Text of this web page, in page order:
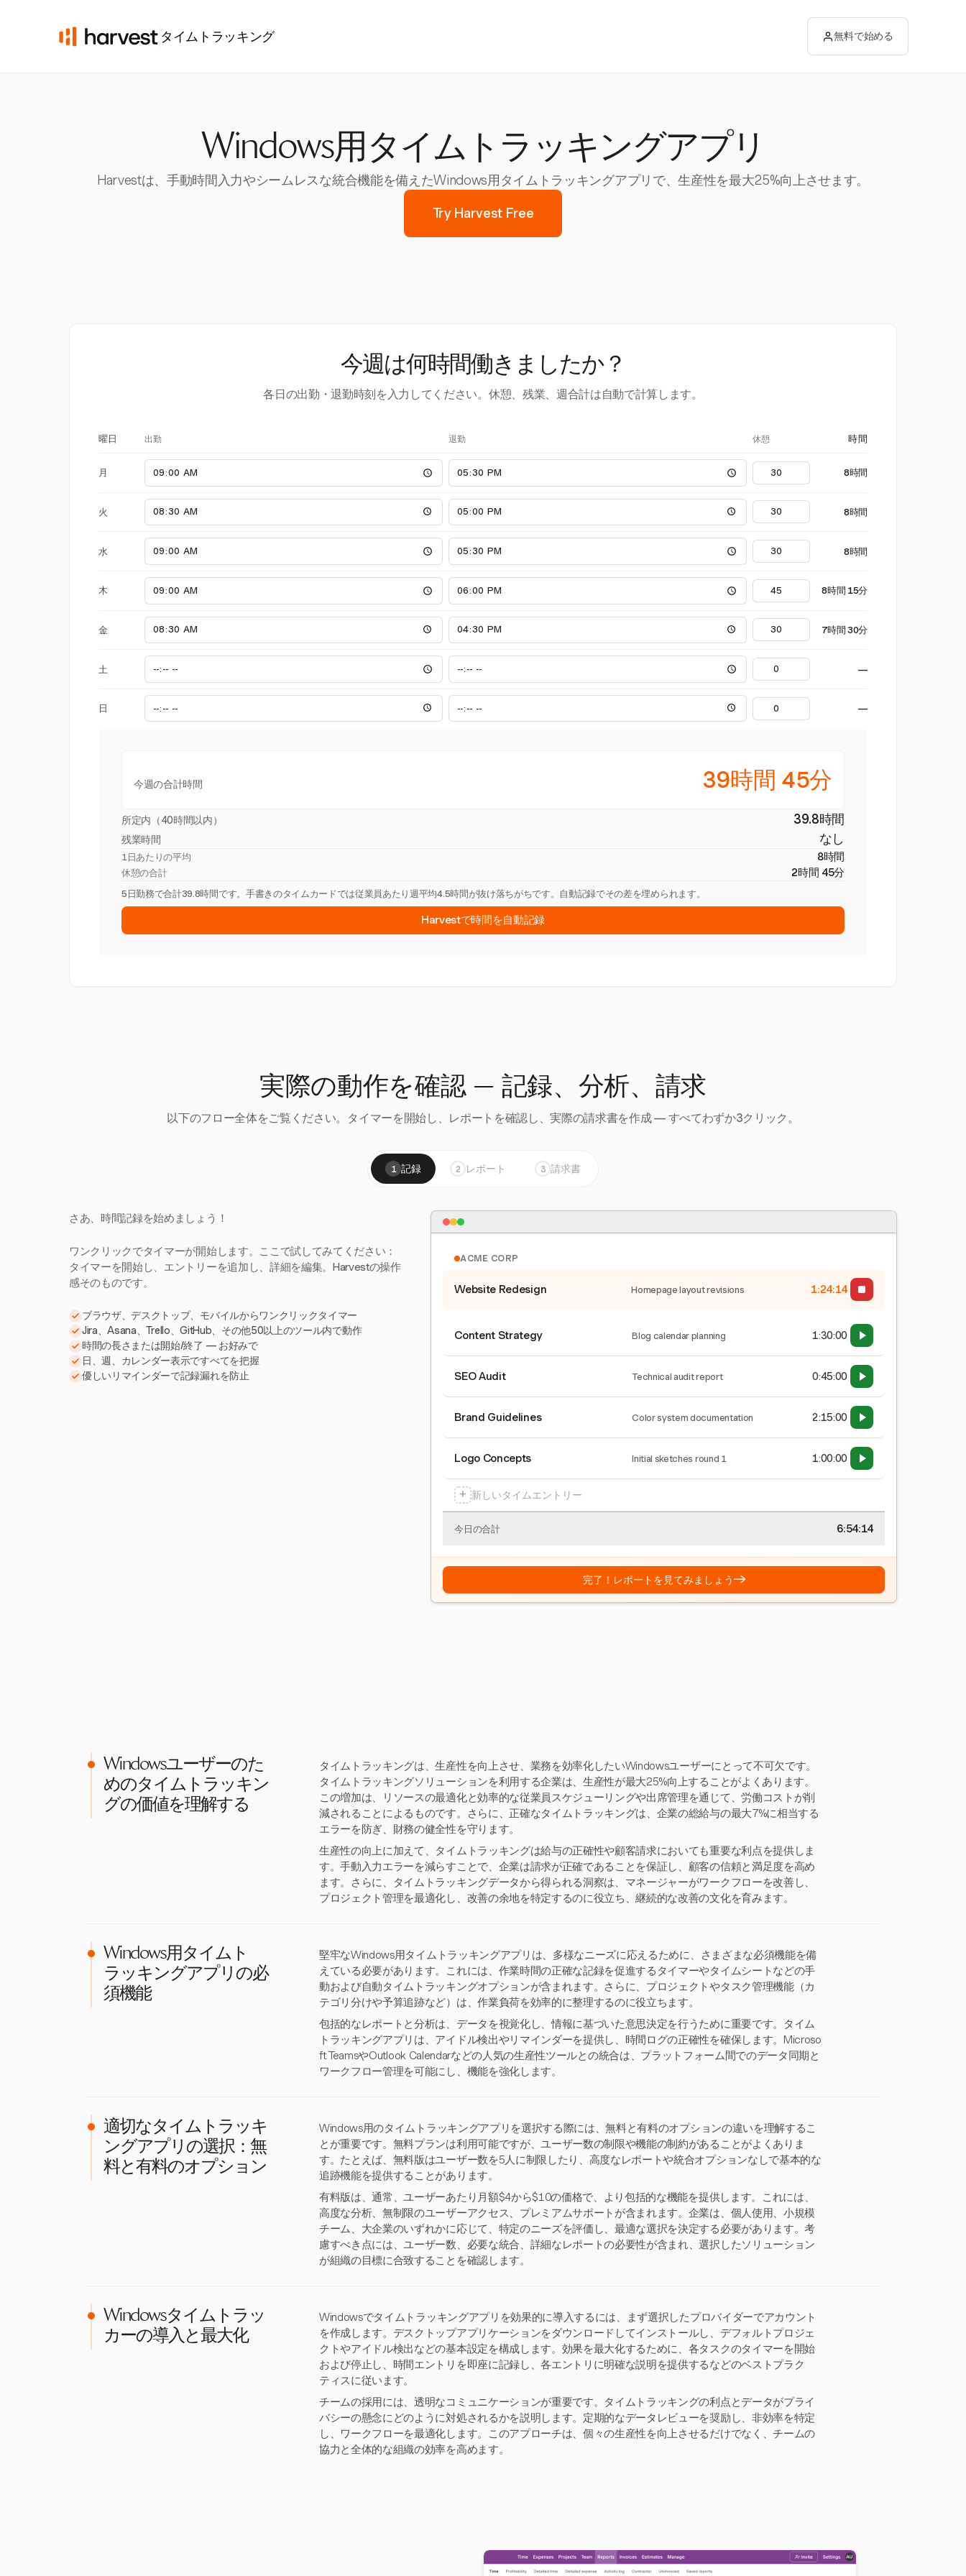
タイムトラッキング 無料で始める
Windows用タイムトラッキングアプリ
Harvestは、手動時間入力やシームレスな統合機能を備えたWindows用タイムトラッキングアプリで、生産性を最大25%向上させます。
Try Harvest Free
今週は何時間働きましたか？
各日の出勤・退勤時刻を入力してください。休憩、残業、週合計は自動で計算します。
曜日 出勤 退勤 休憩 時間
月 8時間
火 8時間
水 8時間
木 8時間 15分
金 7時間 30分
土 —
日 —
今週の合計時間 39時間 45分
所定内（40時間以内） 39.8時間
残業時間 なし
1日あたりの平均 8時間
休憩の合計 2時間 45分
5日勤務で合計39.8時間です。手書きのタイムカードでは従業員あたり週平均4.5時間が抜け落ちがちです。自動記録でその差を埋められます。
Harvestで時間を自動記録
実際の動作を確認 — 記録、分析、請求
以下のフロー全体をご覧ください。タイマーを開始し、レポートを確認し、実際の請求書を作成 — すべてわずか3クリック。
1 記録 2 レポート 3 請求書
さあ、時間記録を始めましょう！
ワンクリックでタイマーが開始します。ここで試してみてください：
タイマーを開始し、エントリーを追加し、詳細を編集。Harvestの操作
感そのものです。
ブラウザ、デスクトップ、モバイルからワンクリックタイマー
Jira、Asana、Trello、GitHub、その他50以上のツール内で動作
時間の長さまたは開始/終了 — お好みで
日、週、カレンダー表示ですべてを把握
優しいリマインダーで記録漏れを防止
ACME CORP
Website Redesign Homepage layout revisions 1:24:15
Content Strategy Blog calendar planning 1:30:00
SEO Audit Technical audit report 0:45:00
Brand Guidelines Color system documentation 2:15:00
Logo Concepts Initial sketches round 1 1:00:00
+ 新しいタイムエントリー
今日の合計 6:54:15
完了！レポートを見てみましょう→
Windowsユーザーのた
めのタイムトラッキン
グの価値を理解する
タイムトラッキングは、生産性を向上させ、業務を効率化したいWindowsユーザーにとって不可欠です。
タイムトラッキングソリューションを利用する企業は、生産性が最大25%向上することがよくあります。
この増加は、リソースの最適化と効率的な従業員スケジューリングや出席管理を通じて、労働コストが削
減されることによるものです。さらに、正確なタイムトラッキングは、企業の総給与の最大7%に相当する
エラーを防ぎ、財務の健全性を守ります。
生産性の向上に加えて、タイムトラッキングは給与の正確性や顧客請求においても重要な利点を提供しま
す。手動入力エラーを減らすことで、企業は請求が正確であることを保証し、顧客の信頼と満足度を高め
ます。さらに、タイムトラッキングデータから得られる洞察は、マネージャーがワークフローを改善し、
プロジェクト管理を最適化し、改善の余地を特定するのに役立ち、継続的な改善の文化を育みます。
Windows用タイムト
ラッキングアプリの必
須機能
堅牢なWindows用タイムトラッキングアプリは、多様なニーズに応えるために、さまざまな必須機能を備
えている必要があります。これには、作業時間の正確な記録を促進するタイマーやタイムシートなどの手
動および自動タイムトラッキングオプションが含まれます。さらに、プロジェクトやタスク管理機能（カ
テゴリ分けや予算追跡など）は、作業負荷を効率的に整理するのに役立ちます。
包括的なレポートと分析は、データを視覚化し、情報に基づいた意思決定を行うために重要です。タイム
トラッキングアプリは、アイドル検出やリマインダーを提供し、時間ログの正確性を確保します。Microso
ft TeamsやOutlook Calendarなどの人気の生産性ツールとの統合は、プラットフォーム間でのデータ同期と
ワークフロー管理を可能にし、機能を強化します。
適切なタイムトラッキ
ングアプリの選択：無
料と有料のオプション
Windows用のタイムトラッキングアプリを選択する際には、無料と有料のオプションの違いを理解するこ
とが重要です。無料プランは利用可能ですが、ユーザー数の制限や機能の制約があることがよくありま
す。たとえば、無料版はユーザー数を5人に制限したり、高度なレポートや統合オプションなしで基本的な
追跡機能を提供することがあります。
有料版は、通常、ユーザーあたり月額$4から$10の価格で、より包括的な機能を提供します。これには、
高度な分析、無制限のユーザーアクセス、プレミアムサポートが含まれます。企業は、個人使用、小規模
チーム、大企業のいずれかに応じて、特定のニーズを評価し、最適な選択を決定する必要があります。考
慮すべき点には、ユーザー数、必要な統合、詳細なレポートの必要性が含まれ、選択したソリューション
が組織の目標に合致することを確認します。
Windowsタイムトラッ
カーの導入と最大化
Windowsでタイムトラッキングアプリを効果的に導入するには、まず選択したプロバイダーでアカウント
を作成します。デスクトップアプリケーションをダウンロードしてインストールし、デフォルトプロジェ
クトやアイドル検出などの基本設定を構成します。効果を最大化するために、各タスクのタイマーを開始
および停止し、時間エントリを即座に記録し、各エントリに明確な説明を提供するなどのベストプラク
ティスに従います。
チームの採用には、透明なコミュニケーションが重要です。タイムトラッキングの利点とデータがプライ
バシーの懸念にどのように対処されるかを説明します。定期的なデータレビューを奨励し、非効率を特定
し、ワークフローを最適化します。このアプローチは、個々の生産性を向上させるだけでなく、チームの
協力と全体的な組織の効率を高めます。